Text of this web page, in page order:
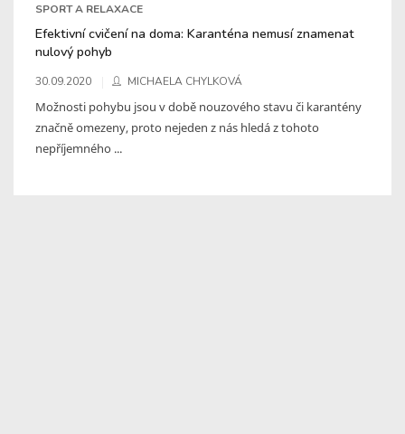
SPORT A RELAXACE
Efektivní cvičení na doma: Karanténa nemusí znamenat
nulový pohyb
30.09.2020 MICHAELA CHYLKOVÁ
Možnosti pohybu jsou v době nouzového stavu či karantény
značně omezeny, proto nejeden z nás hledá z tohoto
nepříjemného ...